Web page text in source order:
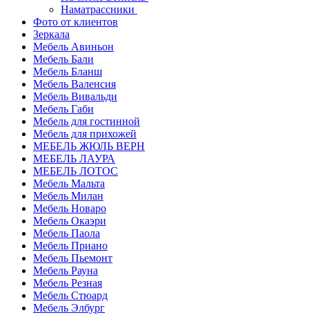
Наматрассники
Фото от клиентов
Зеркала
Мебель Авиньон
Мебель Бали
Мебель Бланш
Мебель Валенсия
Мебель Вивальди
Мебель Габи
Мебель для гостинной
Мебель для прихожей
МЕБЕЛЬ ЖЮЛЬ ВЕРН
МЕБЕЛЬ ЛАУРА
МЕБЕЛЬ ЛОТОС
Мебель Мальта
Мебель Милан
Мебель Новаро
Мебель Окаэри
Мебель Паола
Мебель Приано
Мебель Пьемонт
Мебель Рауна
Мебель Резная
Мебель Стюард
Мебель Элбург